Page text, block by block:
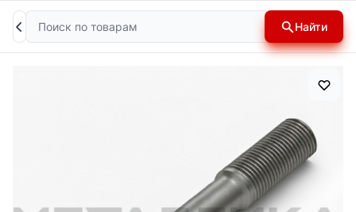
Поиск Найти